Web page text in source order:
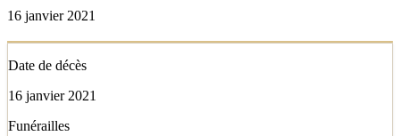
16 janvier 2021
Date de décès
16 janvier 2021
Funérailles